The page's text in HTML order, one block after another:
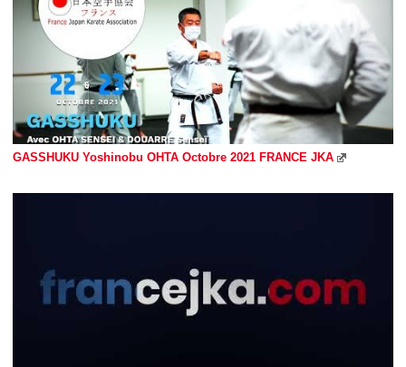
GASSHUKU Yoshinobu OHTA Octobre 2021 FRANCE JKA